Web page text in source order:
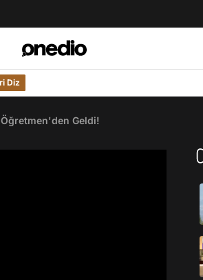
Diz
Geldi!